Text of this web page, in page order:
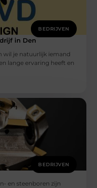
BEDRIJVEN
in Den
wil je natuurlijk iemand
lange ervaring heeft en
BEDRIJVEN
en steenboren zijn